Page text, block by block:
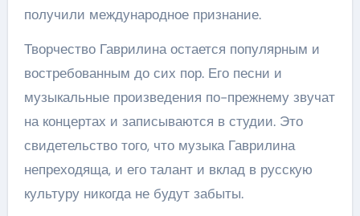
получили международное признание.
Творчество Гаврилина остается популярным и
востребованным до сих пор. Его песни и
музыкальные произведения по-прежнему звучат
на концертах и записываются в студии. Это
свидетельство того, что музыка Гаврилина
непреходяща, и его талант и вклад в русскую
культуру никогда не будут забыты.